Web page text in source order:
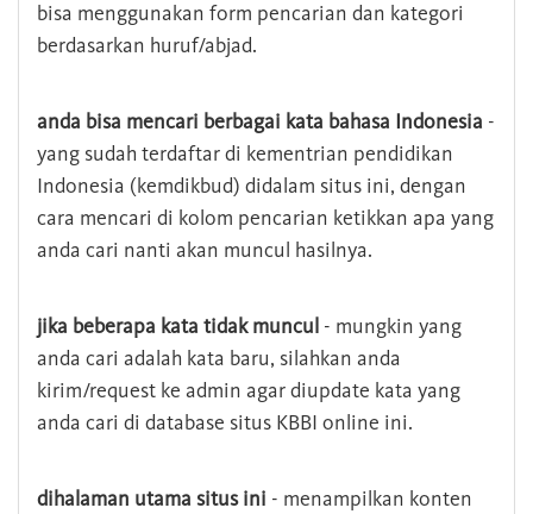
bisa menggunakan form pencarian dan kategori
berdasarkan huruf/abjad.
anda bisa mencari berbagai kata bahasa Indonesia -
yang sudah terdaftar di kementrian pendidikan
Indonesia (kemdikbud) didalam situs ini, dengan
cara mencari di kolom pencarian ketikkan apa yang
anda cari nanti akan muncul hasilnya.
jika beberapa kata tidak muncul - mungkin yang
anda cari adalah kata baru, silahkan anda
kirim/request ke admin agar diupdate kata yang
anda cari di database situs KBBI online ini.
dihalaman utama situs ini - menampilkan konten